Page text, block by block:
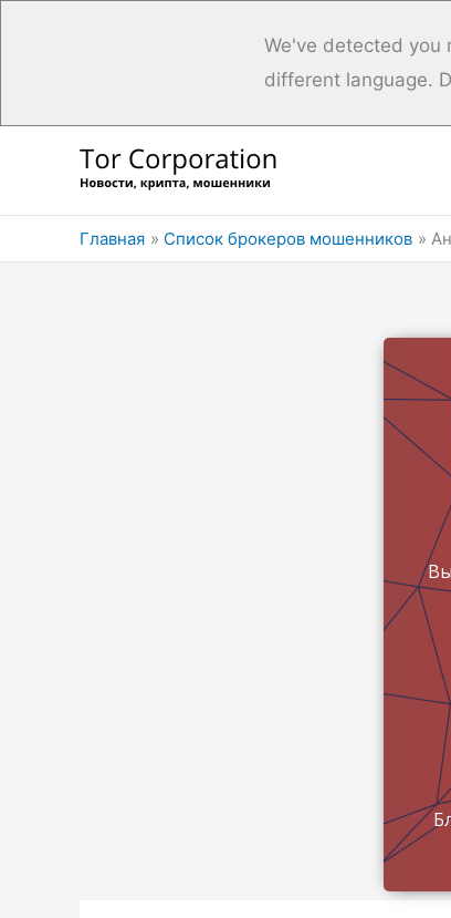
We've detected you
different language.
Главная Список брокеров мошенников